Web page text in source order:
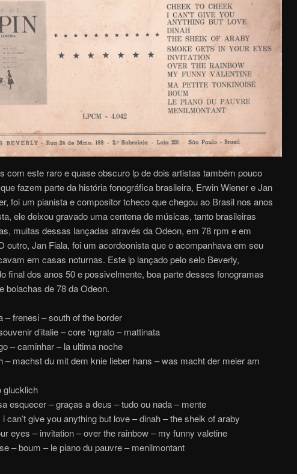
com este raro e quase obscuro lp de dois artistas também pouco
fazem parte da história fonográfica brasileira, Erwin Wiener e Jan
foi um pianista e compositor tcheco que chegou ao Brasil nos anos
ele deixou gravado uma centena de músicas, tanto brasileiras
muitas dessas lançadas através da Odeon, em 78 rpm e em
outro, Jan Fiala, foi um acordeonista que o acompanhava em seu
em casas noturnas. Este lp lançado pelo selo Beverly,
final dos anos 50 e possivelmente, boa parte desses fonogramas
bolachas de 78 da Odeon.
– frenesi – south of the border
d’italie – core ‘ngrato – mattinata
– caminhar – la ultima noche
– machst du mit dem knie lieber hans – was macht der meier am
glucklich
esquecer – graças a deus – tudo ou nada – mente
can’t give you anything but love – dinah – the sheik of araby
eyes – invitation – over the rainbow – my funny valetine
– boum – le piano du pauvre – menilmontant